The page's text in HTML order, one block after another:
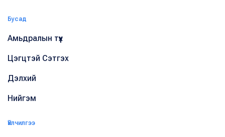
Бусад
Амьдралын түүх
Цэгцтэй Сэтгэх
Дэлхий
Нийгэм
Үйлчилгээ